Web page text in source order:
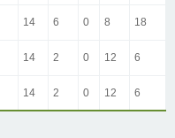
14 6 0 8 18
14 2 0 12 6
14 2 0 12 6